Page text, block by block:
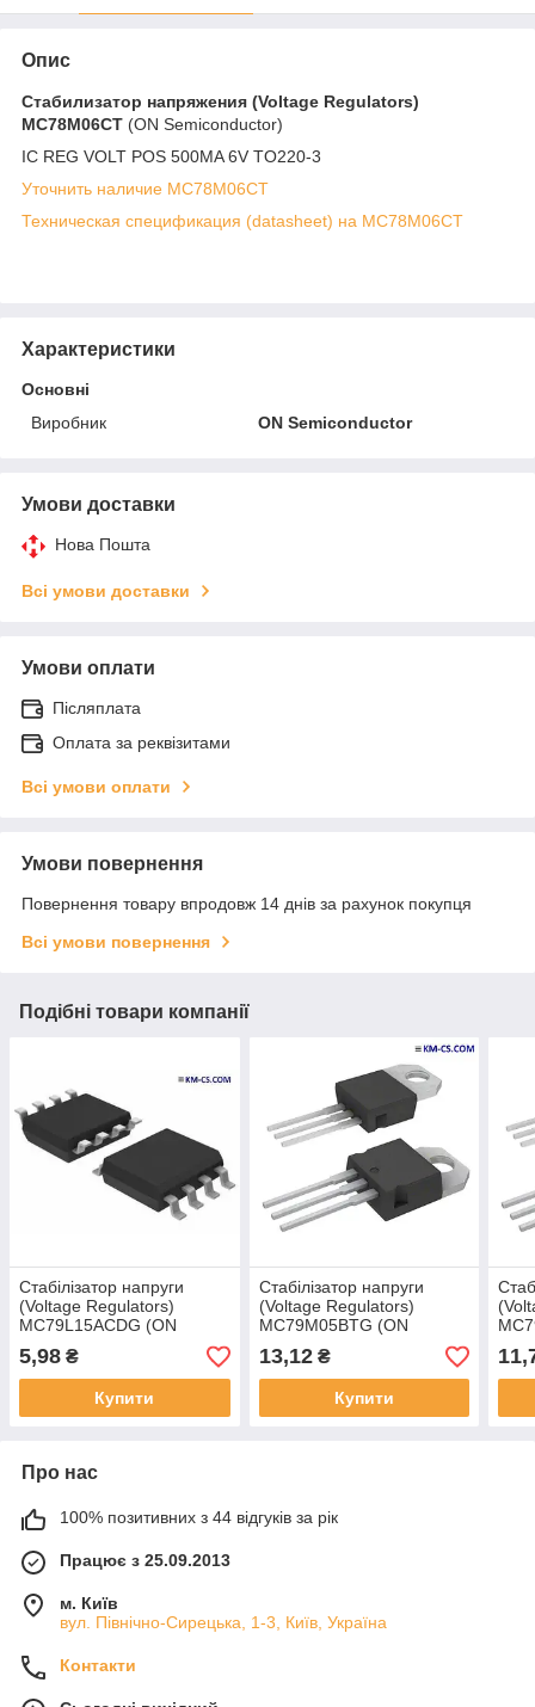
Опис
Стабилизатор напряжения (Voltage Regulators)
MC78M06CT (ON Semiconductor)
IC REG VOLT POS 500MA 6V TO220-3
Уточнить наличие MC78M06CT
Техническая спецификация (datasheet) на MC78M06CT
Характеристики
Основні
Виробник
ON Semiconductor
Умови доставки
Нова Пошта
Всі умови доставки
Умови оплати
Післяплата
Оплата за реквізитами
Всі умови оплати
Умови повернення
Повернення товару впродовж 14 днів за рахунок покупця
Всі умови повернення
Подібні товари компанії
Стабілізатор напруги
(Voltage Regulators)
MC79L15ACDG (ON
Semiconductor)
5,98 ₴
Купити
Стабілізатор напруги
(Voltage Regulators)
MC79M05BTG (ON
Semiconductor)
13,12₴
Купити
Про нас
100% позитивних з 44 відгуків за рік
Працює з 25.09.2013
м. Київ
вул. Північно-Сирецька, 1-3, Київ, Україна
Контакти